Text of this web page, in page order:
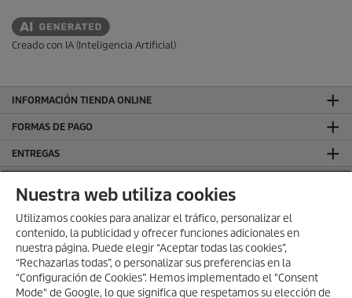
Creado con IA (Inteligencia Artificial)
INFORMACIÓN TIENDA ONLINE
FORMAS DE PAGO
ENTREGAS
SÍGUENOS EN REDES SOCIALES
CONTACTO
INFORMACIÓN GENERAL
Nuestra web utiliza cookies
Utilizamos cookies para analizar el tráfico, personalizar el
contenido, la publicidad y ofrecer funciones adicionales en
nuestra página. Puede elegir “Aceptar todas las cookies”,
“Rechazarlas todas”, o personalizar sus preferencias en la
“Configuración de Cookies”. Hemos implementado el "Consent
Mode" de Google, lo que significa que respetamos su elección de